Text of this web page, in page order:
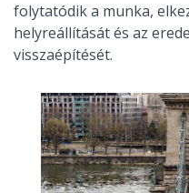
folytatódik a munka,
helyreállítását és az
visszaépítését.